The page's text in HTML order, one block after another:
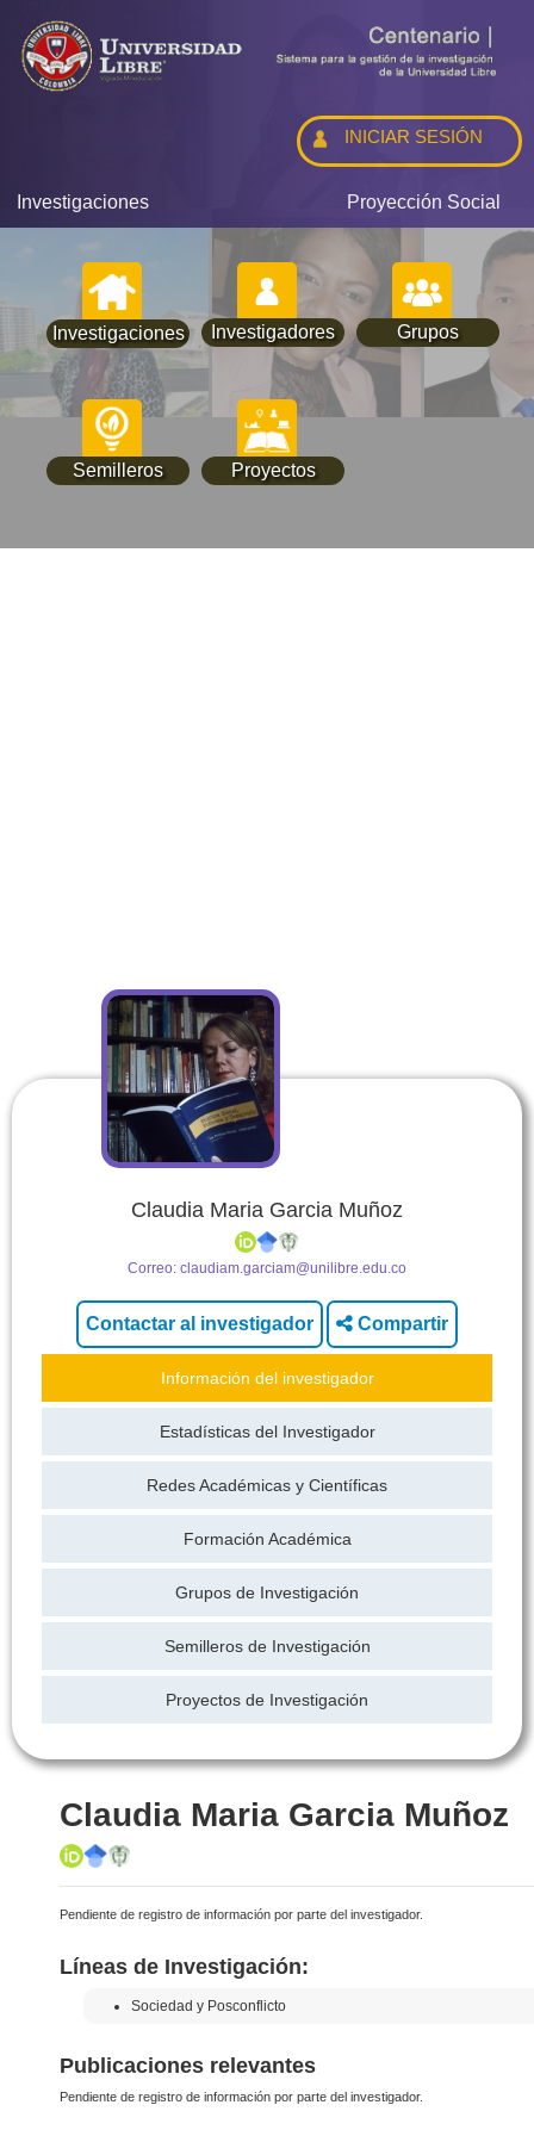
Investigaciones Proyección Social
Investigaciones Investigadores Grupos
Semilleros Proyectos
INICIAR SESIÓN
Claudia Maria Garcia Muñoz
Correo: claudiam.garciam@unilibre.edu.co
Compartir
Información del investigador
Estadísticas del Investigador
Redes Académicas y Científicas
Formación Académica
Grupos de Investigación
Semilleros de Investigación
Proyectos de Investigación
Claudia Maria Garcia Muñoz
Pendiente de registro de información por parte del investigador.
Líneas de Investigación:
Sociedad y Posconflicto
Publicaciones relevantes
Pendiente de registro de información por parte del investigador.